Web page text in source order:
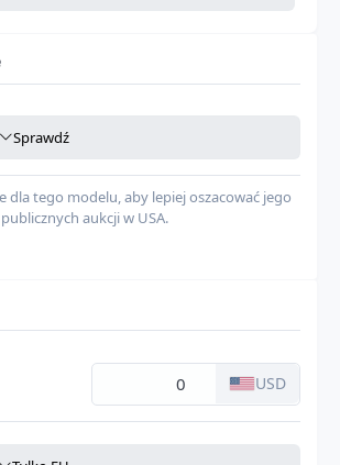
Gasoline
--
Sprawdź
dla tego modelu, aby lepiej oszacować jego
aukcji w USA.
USD